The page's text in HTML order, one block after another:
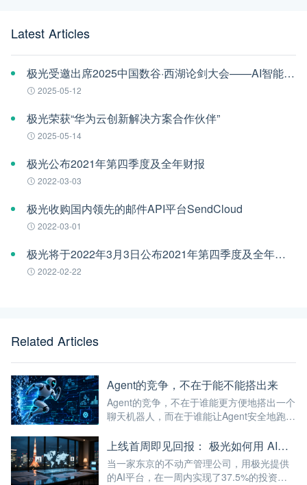
Latest Articles
极光受邀出席2025中国数谷·西湖论剑大会——AI智能体应用与安全治理论坛
2025-05-12
极光荣获“华为云创新解决方案合作伙伴”
2025-05-14
极光公布2021年第四季度及全年财报
2022-03-03
极光收购国内领先的邮件API平台SendCloud
2022-03-01
极光将于2022年3月3日公布2021年第四季度及全年财报
2022-02-22
Related Articles
Agent的竞争，不在于能不能搭出来
Agent的竞争，不在于谁能更方便地搭出一个
聊天机器人，而在于谁能让Agent安全地跑进
上线首周即见回报： 极光如何用 AI，帮助日本公司破解全球化服务时差
当一家东京的不动产管理公司，用极光提供
的AI平台，在一周内实现了37.5%的投资回